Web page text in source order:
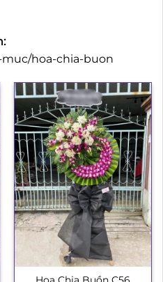
hoa-chia-buon
Hoa Chia Buồn C56